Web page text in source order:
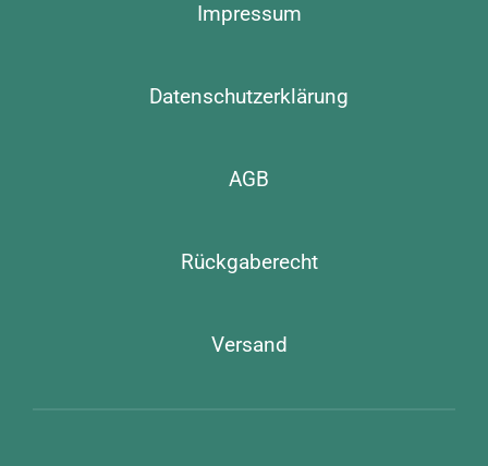
Impressum
Datenschutzerklärung
AGB
Rückgaberecht
Versand